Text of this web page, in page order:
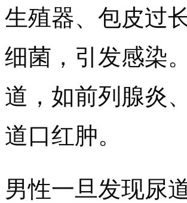
生殖器、包皮过
细菌，引发感染
道，如前列腺炎
道口红肿。
男性一旦发现尿